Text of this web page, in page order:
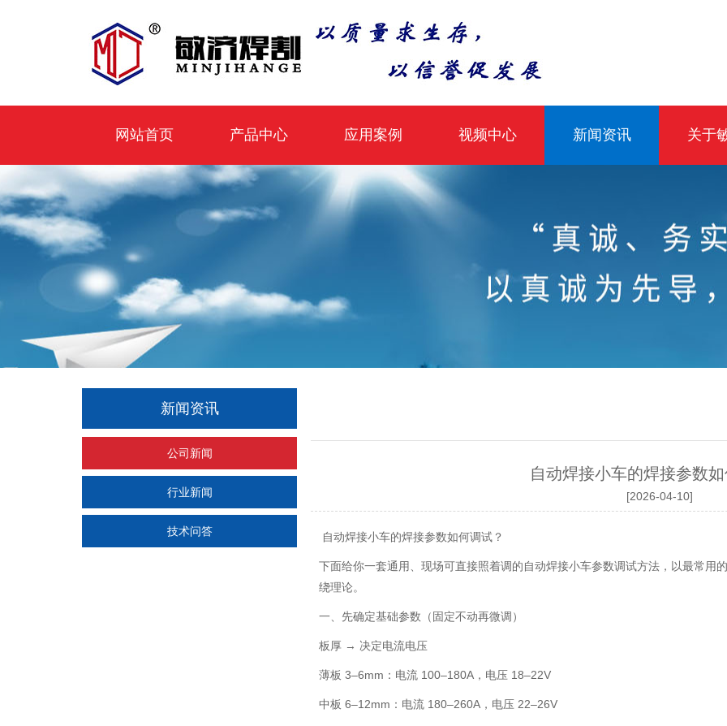
网站首页 产品中心 应用案例 视频中心 新闻资讯 关于
新闻资讯
公司新闻
行业新闻
技术问答
自动焊接小车的焊接参数
[2026-04-10]
自动焊接小车的焊接参数如何调试？
下面给你一套通用、现场可直接照着调的自动焊接小车参数调试方法，以最常用
绕理论。
一、先确定基础参数（固定不动再微调）
板厚 → 决定电流电压
薄板 3–6mm：电流 100–180A，电压 18–22V
中板 6–12mm：电流 180–260A，电压 22–26V